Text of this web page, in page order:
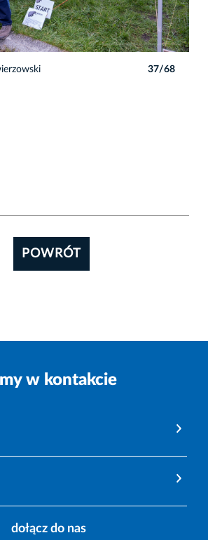
37/68
POWRÓT
w kontakcie
dołącz do nas